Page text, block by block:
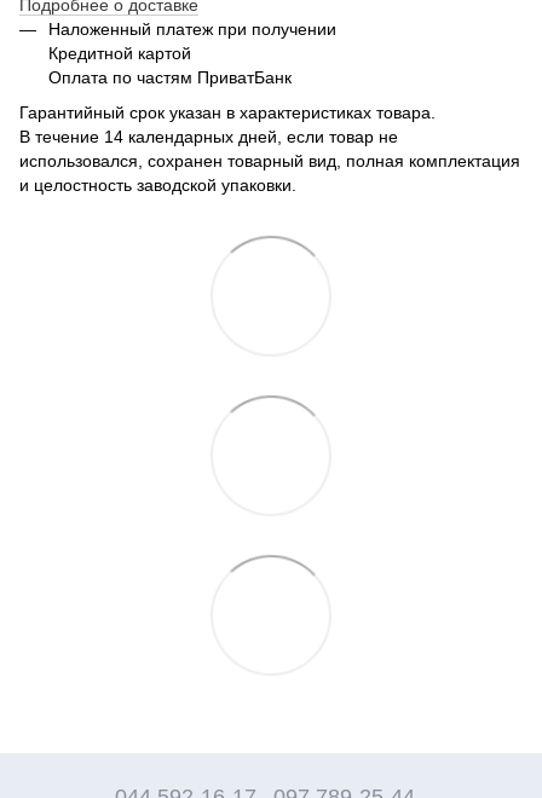
Подробнее о доставке
Наложенный платеж при получении
Кредитной картой
Оплата по частям ПриватБанк
Гарантийный срок указан в характеристиках товара.
В течение 14 календарных дней, если товар не
использовался, сохранен товарный вид, полная комплектация
и целостность заводской упаковки.